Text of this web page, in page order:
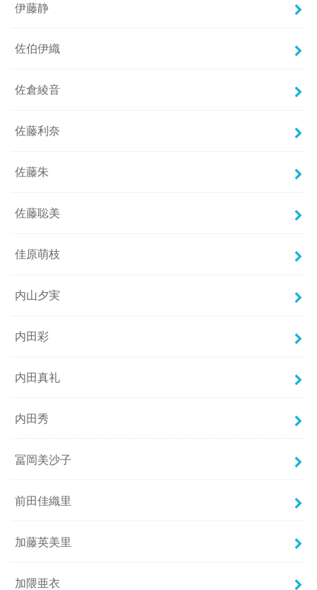
伊藤静
佐伯伊織
佐倉綾音
佐藤利奈
佐藤朱
佐藤聡美
佳原萌枝
内山夕実
内田彩
内田真礼
内田秀
冨岡美沙子
前田佳織里
加藤英美里
加隈亜衣